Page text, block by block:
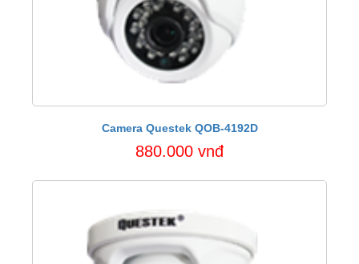
Camera Questek QOB-4192D
880.000 vnđ